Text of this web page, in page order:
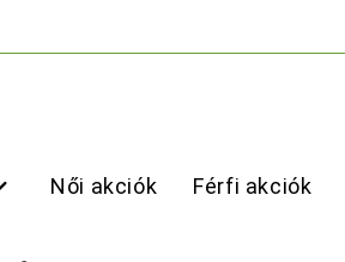
Női akciók Férfi akciók